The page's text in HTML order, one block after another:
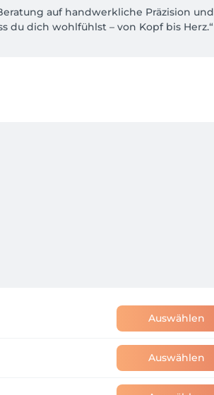
auf handwerkliche Präzision und
du dich wohlfühlst – von Kopf bis Herz.“
Auswählen
Auswählen